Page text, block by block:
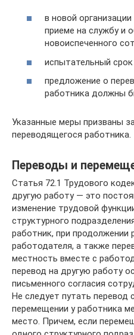
в новой
приеме на службу и
новоиспеченного
испытательный срок
предложение о
работника должны
Указанные меры призваны
переводящегося работника.
Переводы и
Статья 72.1 Трудового
другую работу — это
изменение трудовой
структурного
работник, при продолжении
работодателя, а также
местность вместе с
перевод на другую работу
письменного согласия
Не следует путать перевод
перемещении у работника
место. Причем, если